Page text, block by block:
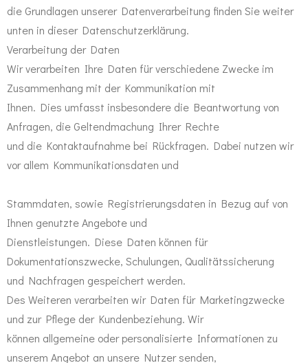
die Grundlagen unserer Datenverarbeitung finden Sie weiter
unten in dieser Datenschutzerklärung.
Verarbeitung der Daten
Wir verarbeiten Ihre Daten für verschiedene Zwecke im
Zusammenhang mit der Kommunikation mit
Ihnen. Dies umfasst insbesondere die Beantwortung von
Anfragen, die Geltendmachung Ihrer Rechte
und die Kontaktaufnahme bei Rückfragen. Dabei nutzen wir
vor allem Kommunikationsdaten und
Stammdaten, sowie Registrierungsdaten in Bezug auf von
Ihnen genutzte Angebote und
Dienstleistungen. Diese Daten können für
Dokumentationszwecke, Schulungen, Qualitätssicherung
und Nachfragen gespeichert werden.
Des Weiteren verarbeiten wir Daten für Marketingzwecke
und zur Pflege der Kundenbeziehung. Wir
können allgemeine oder personalisierte Informationen zu
unserem Angebot an unsere Nutzer senden,